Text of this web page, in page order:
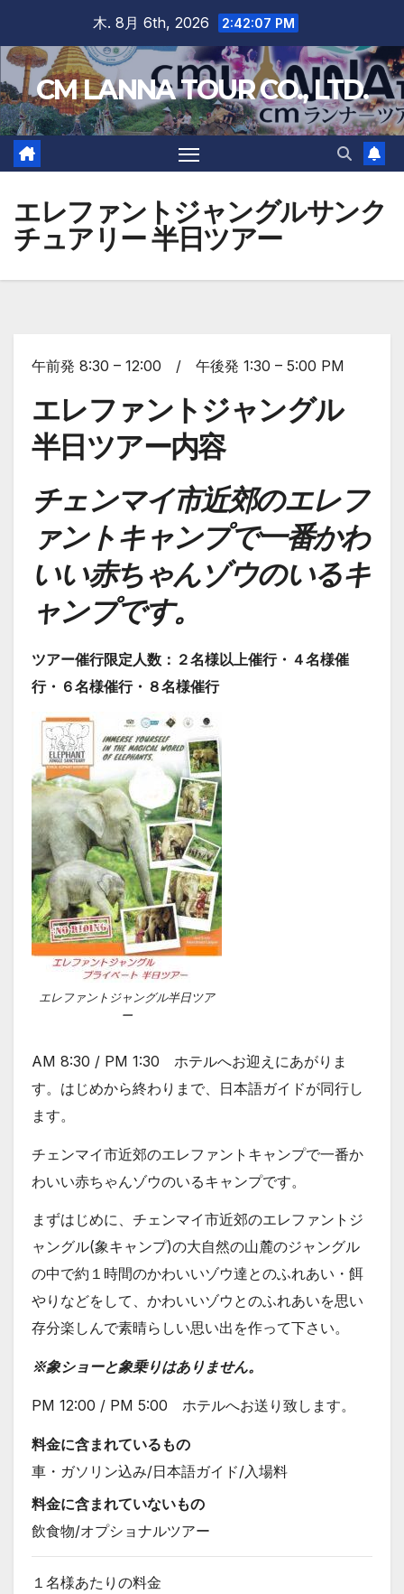
content
木. 8月 6th, 2026 2:42:08 PM
CM LANNA TOUR CO., LTD.
エレファントジャングルサンク
チュアリー 半日ツアー
午前発 8:30 – 12:00 / 午後発 1:30 – 5:00 PM
エレファントジャングル
半日ツアー内容
チェンマイ市近郊のエレフ
ァントキャンプで一番かわ
いい赤ちゃんゾウのいるキ
ャンプです。
ツアー催行限定人数：２名様以上催行・４名様催
行・６名様催行・８名様催行
エレファントジャングル半日ツア
ー
AM 8:30 / PM 1:30 ホテルへお迎えにあがりま
す。はじめから終わりまで、日本語ガイドが同行し
ます。
チェンマイ市近郊のエレファントキャンプで一番か
わいい赤ちゃんゾウのいるキャンプです。
まずはじめに、チェンマイ市近郊のエレファントジ
ャングル(象キャンプ)の大自然の山麓のジャングル
の中で約１時間のかわいいゾウ達とのふれあい・餌
やりなどをして、かわいいゾウとのふれあいを思い
存分楽しんで素晴らしい思い出を作って下さい。
※象ショーと象乗りはありません。
PM 12:00 / PM 5:00 ホテルへお送り致します。
料金に含まれているもの
車・ガソリン込み/日本語ガイド/入場料
料金に含まれていないもの
飲食物/オプショナルツアー
１名様あたりの料金